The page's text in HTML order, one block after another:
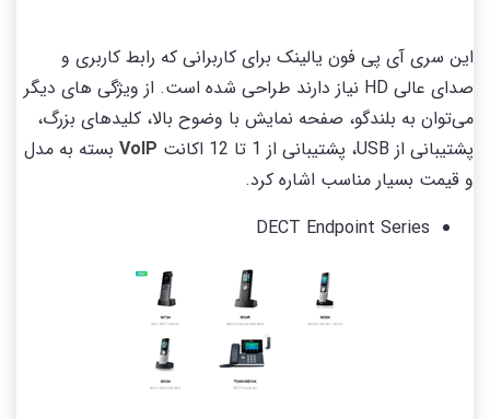
این سری آی پی فون یالینک برای کاربرانی که رابط کاربری و
صدای عالی HD نیاز دارند طراحی شده است. از ویژگی های دیگر
می‌توان به بلندگو، صفحه نمایش با وضوح بالا، کلیدهای بزرگ،
پشتیبانی از USB، پشتیبانی از 1 تا 12 اکانت
VoIP بسته به مدل
و قیمت بسیار مناسب اشاره کرد.
DECT Endpoint Series